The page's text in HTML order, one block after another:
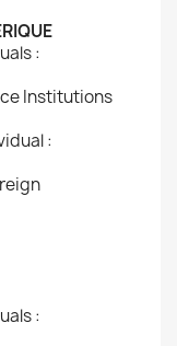
:
Institutions
:
: